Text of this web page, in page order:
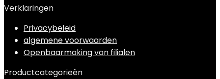
Verklaringen
Privacybeleid
algemene voorwaarden
Openbaarmaking van filialen
Productcategorieën